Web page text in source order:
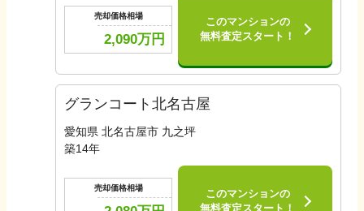
売却価格相場
2,090万円
このマンションの
無料査定スタート！
グランコート北名古屋
愛知県 北名古屋市 九之坪
築14年
売却価格相場
このマンションの
無料査定スタート！